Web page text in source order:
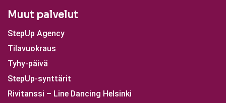
Muut palvelut
StepUp Agency
Tilavuokraus
Tyhy-päivä
StepUp-synttärit
Rivitanssi – Line Dancing Helsinki